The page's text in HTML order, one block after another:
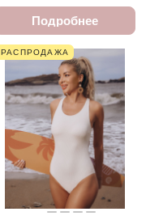
Подробнее
РАСПРОДАЖА